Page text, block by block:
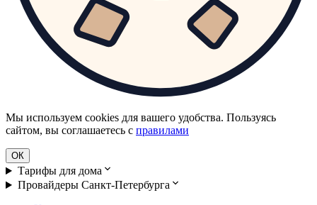
Мы используем cookies для вашего удобства. Пользуясь
сайтом, вы соглашаетесь с правилами
ОК
Тарифы для дома
Провайдеры Санкт-Петербурга